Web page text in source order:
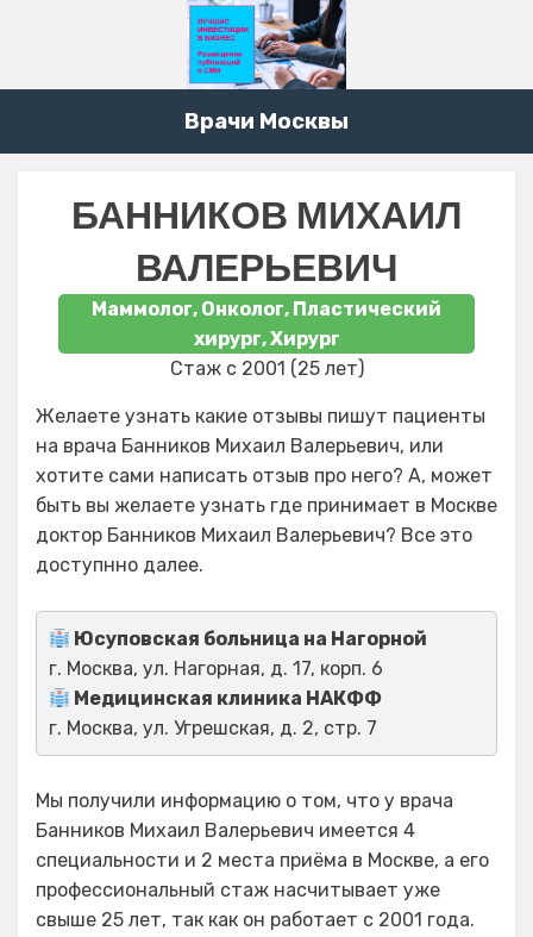
Врачи Москвы
БАННИКОВ МИХАИЛ
ВАЛЕРЬЕВИЧ
Маммолог, Онколог, Пластический
хирург, Хирург
Стаж с 2001 (25 лет)
Желаете узнать какие отзывы пишут пациенты
на врача Банников Михаил Валерьевич, или
хотите сами написать отзыв про него? А, может
быть вы желаете узнать где принимает в Москве
доктор Банников Михаил Валерьевич? Все это
доступнно далее.
Юсуповская больница на Нагорной
г. Москва, ул. Нагорная, д. 17, корп. 6
Медицинская клиника НАКФФ
г. Москва, ул. Угрешская, д. 2, стр. 7
Мы получили информацию о том, что у врача
Банников Михаил Валерьевич имеется 4
специальности и 2 места приёма в Москве, а его
профессиональный стаж насчитывает уже
свыше 25 лет, так как он работает с 2001 года.